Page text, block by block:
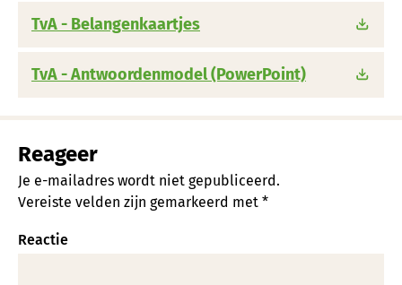
TvA - Belangenkaartjes
TvA - Antwoordenmodel (PowerPoint)
Reageer
Je e-mailadres wordt niet gepubliceerd.
Vereiste velden zijn gemarkeerd met *
Reactie